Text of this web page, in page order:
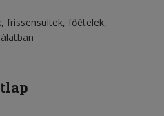
frissensültek, főételek,